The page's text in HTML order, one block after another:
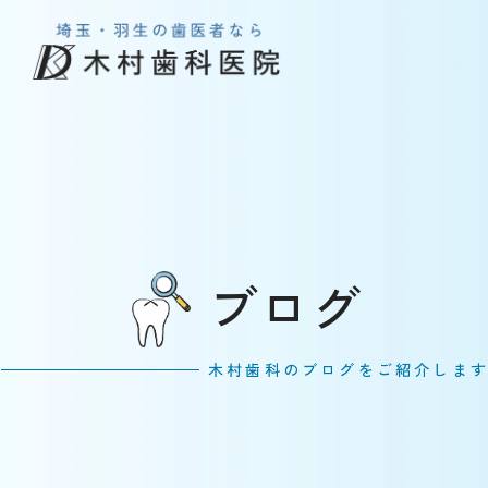
ブログ
木村歯科のブログをご紹介します